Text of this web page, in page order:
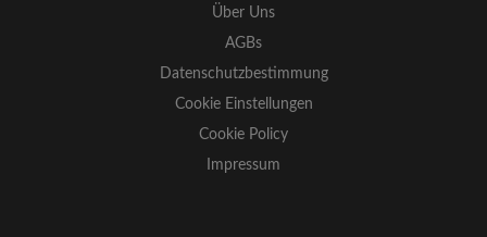
Über Uns
AGBs
Datenschutzbestimmung
Cookie Einstellungen
Cookie Policy
Impressum